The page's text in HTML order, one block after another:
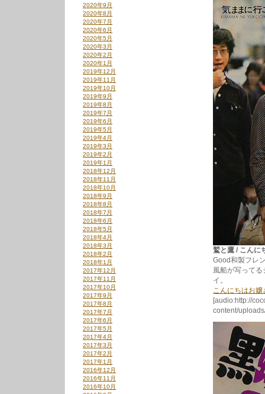
鷲と鷹 / こんに
Good和製フレ
風船が写って
イ。
こんにちはお嬢
[audio:http://
content/
2020年9月
2020年8月
2020年7月
2020年6月
2020年5月
2020年3月
2020年2月
2020年1月
2019年12月
2019年11月
2019年10月
2019年9月
2019年8月
2019年7月
2019年6月
2019年5月
2019年4月
2019年3月
2019年2月
2019年1月
2018年12月
2018年11月
2018年10月
2018年9月
2018年8月
2018年7月
2018年6月
2018年5月
2018年4月
2018年3月
2018年2月
2018年1月
2017年12月
2017年11月
2017年10月
2017年9月
2017年8月
2017年7月
2017年6月
2017年5月
2017年4月
2017年3月
2017年2月
2017年1月
2016年12月
2016年11月
2016年10月